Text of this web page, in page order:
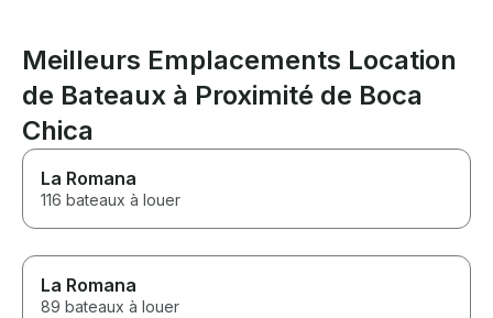
Meilleurs Emplacements Location
de Bateaux à Proximité de Boca
Chica
La Romana
116 bateaux à louer
La Romana
89 bateaux à louer